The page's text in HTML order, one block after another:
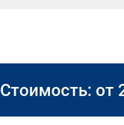
Стоимость: от